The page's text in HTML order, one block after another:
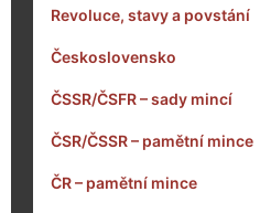
Revoluce, stavy a povstání
Československo
ČSSR/ČSFR – sady mincí
ČSR/ČSSR – pamětní mince
ČR – pamětní mince